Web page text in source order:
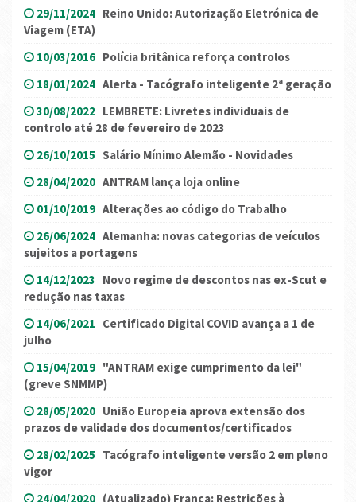
29/11/2024 Reino Unido: Autorização Eletrónica de
Viagem (ETA)
10/03/2016 Polícia britânica reforça controlos
18/01/2024 Alerta - Tacógrafo inteligente 2ª geração
30/08/2022 LEMBRETE: Livretes individuais de
controlo até 28 de fevereiro de 2023
26/10/2015 Salário Mínimo Alemão - Novidades
28/04/2020 ANTRAM lança loja online
01/10/2019 Alterações ao código do Trabalho
26/06/2024 Alemanha: novas categorias de veículos
sujeitos a portagens
14/12/2023 Novo regime de descontos nas ex-Scut e
redução nas taxas
14/06/2021 Certificado Digital COVID avança a 1 de
julho
15/04/2019 "ANTRAM exige cumprimento da lei"
(greve SNMMP)
28/05/2020 União Europeia aprova extensão dos
prazos de validade dos documentos/certificados
28/02/2025 Tacógrafo inteligente versão 2 em pleno
vigor
24/04/2020 (Atualizado) França: Restrições à